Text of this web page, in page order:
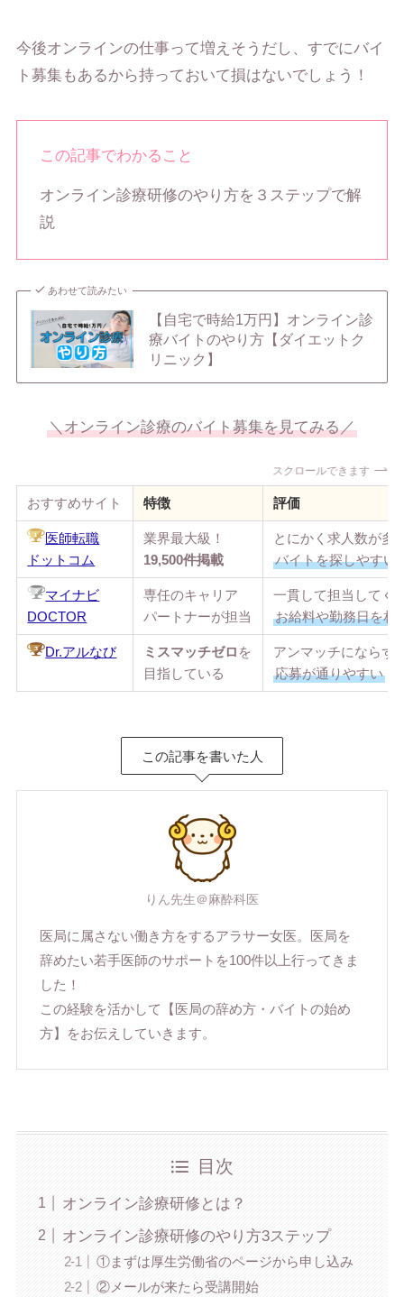
今後オンラインの仕事って増えそうだし、すでにバイ
ト募集もあるから持っておいて損はないでしょう！
この記事でわかること
オンライン診療研修のやり方を３ステップで解
説
あわせて読みたい
【自宅で時給1万円】オンライン診
療バイトのやり方【ダイエットク
リニック】
＼オンライン診療のバイト募集を見てみる／
スクロールできます
おすすめサイト 特徴 評価
医師転職
ドットコム
業界最大級！
19,500件掲載
とにかく求人数が多
バイトを探しやすい
マイナビ
DOCTOR
専任のキャリア
パートナーが担当
一貫して担当してく
お給料や勤務日を相
Dr.アルなび ミスマッチゼロ を
目指している
アンマッチにならず
応募が通りやすい
この記事を書いた人
りん先生＠麻酔科医
医局に属さない働き方をするアラサー女医。医局を
辞めたい若手医師のサポートを100件以上行ってきま
した！
この経験を活かして【医局の辞め方・バイトの始め
方】をお伝えしていきます。
目次
オンライン診療研修とは？
オンライン診療研修のやり方3ステップ
①まずは厚生労働省のページから申し込み
②メールが来たら受講開始